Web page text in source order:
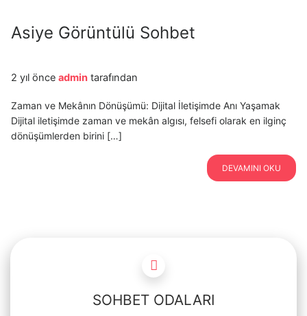
Asiye Görüntülü Sohbet
2 yıl önce admin tarafından
Zaman ve Mekânın Dönüşümü: Dijital İletişimde Anı Yaşamak
Dijital iletişimde zaman ve mekân algısı, felsefi olarak en ilginç
dönüşümlerden birini […]
DEVAMINI OKU
SOHBET ODALARI